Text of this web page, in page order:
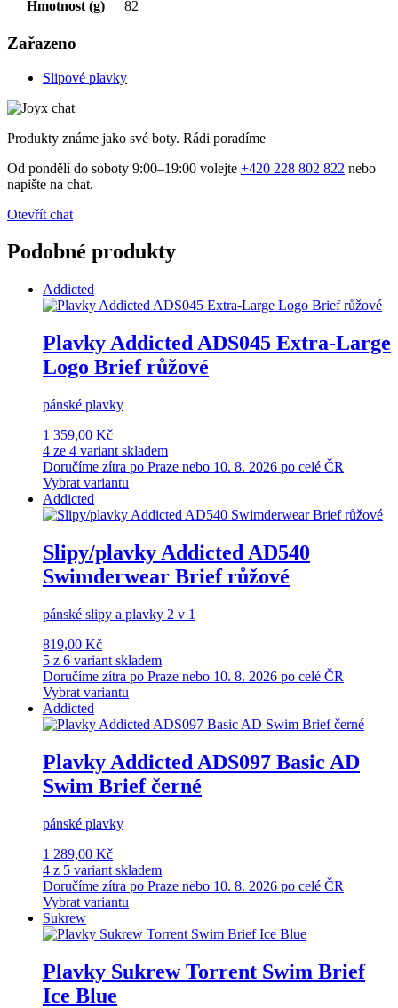
Hmotnost (g) 82
Zařazeno
Slipové plavky
Produkty známe jako své boty. Rádi poradíme
Od pondělí do soboty 9:00–19:00 volejte +420 228 802 822 nebo
napište na chat.
Otevřít chat
Podobné produkty
Addicted
Plavky Addicted ADS045 Extra-Large
Logo Brief růžové
pánské plavky
1 359,00 Kč
4 ze 4 variant skladem
Doručíme zítra po Praze nebo 10. 8. 2026 po celé ČR
Vybrat variantu
Addicted
Slipy/plavky Addicted AD540
Swimderwear Brief růžové
pánské slipy a plavky 2 v 1
819,00 Kč
5 z 6 variant skladem
Doručíme zítra po Praze nebo 10. 8. 2026 po celé ČR
Vybrat variantu
Addicted
Plavky Addicted ADS097 Basic AD
Swim Brief černé
pánské plavky
1 289,00 Kč
4 z 5 variant skladem
Doručíme zítra po Praze nebo 10. 8. 2026 po celé ČR
Vybrat variantu
Sukrew
Plavky Sukrew Torrent Swim Brief
Ice Blue